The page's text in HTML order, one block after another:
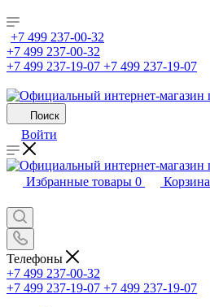
+7 499 237-00-32
+7 499 237-00-32
+7 499 237-19-07 +7 499 237-19-07
Поиск
Войти
Избранные товары 0 Корзина
Телефоны
+7 499 237-00-32
+7 499 237-19-07 +7 499 237-19-07